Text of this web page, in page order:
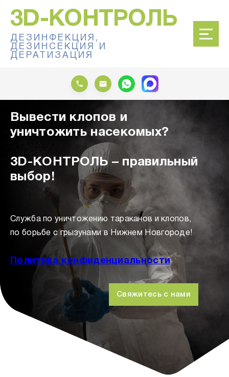
3D-КОНТРОЛЬ
ДЕЗИНФЕКЦИЯ,
ДЕЗИНСЕКЦИЯ И
ДЕРАТИЗАЦИЯ
Вывести клопов и
уничтожить насекомых?
3D-КОНТРОЛЬ – правильный
выбор!
Служба по уничтожению тараканов и клопов,
по борьбе с грызунами в Нижнем Новгороде!
Политика конфиденциальности
Свяжитесь с нами